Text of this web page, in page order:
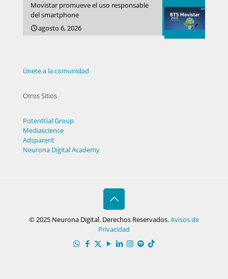
Movistar promueve el uso responsable
del smartphone
agosto 6, 2026
Únete a la comunidad
Otros Sitios
Potenttial Group
Mediascience
Adsparent
Neurona Digital Academy
© 2025 Neurona Digital. Derechos Reservados.Avisos de
Privacidad